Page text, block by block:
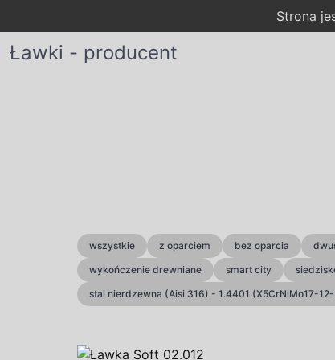
Strona
Ławki - producent
wszystkie z oparciem bez oparcia
wykończenie drewniane
smart city
stal nierdzewna (Aisi 316) - 1.4401 (X5CrNiMo17-